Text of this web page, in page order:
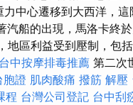
中心遷移到大西洋，這
汽船的出現，馬洛卡終
地區利益受到壓制，包
台中按摩排毒推薦 第二次
胞證 肌肉酸痛 撥筋 解壓
程 台灣公司登記 台中刮